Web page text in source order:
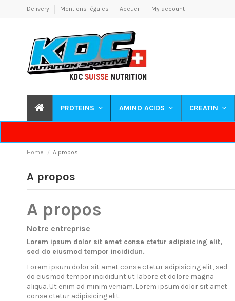
Delivery Mentions légales Accueil My account
PROTEINS AMINO ACIDS CREATIN
Home A propos
A propos
A propos
Notre entreprise
Lorem ipsum dolor sit amet conse ctetur adipisicing elit,
sed do eiusmod tempor incididun.
Lorem ipsum dolor sit amet conse ctetur adipisicing elit, sed
do eiusmod tempor incididunt ut labore et dolore magna
aliqua. Ut enim ad minim veniam. Lorem ipsum dolor sit amet
conse ctetur adipisicing elit.